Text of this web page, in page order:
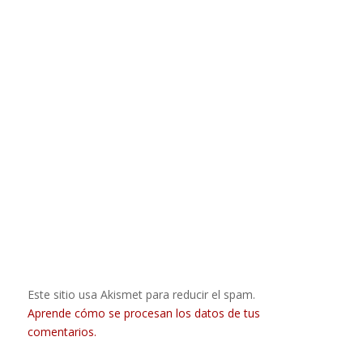
Este sitio usa Akismet para reducir el spam.
Aprende cómo se procesan los datos de tus
comentarios.